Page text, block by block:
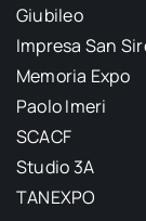
Giubileo
Impresa San
Memoria Expo
Paolo Imeri
SCACF
Studio 3A
TANEXPO